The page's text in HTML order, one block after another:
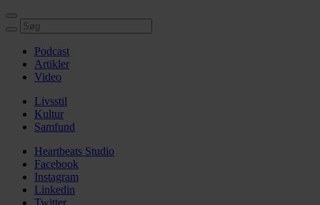
Podcast
Artikler
Video
Livsstil
Kultur
Samfund
Heartbeats Studio
Facebook
Instagram
Linkedin
Twitter